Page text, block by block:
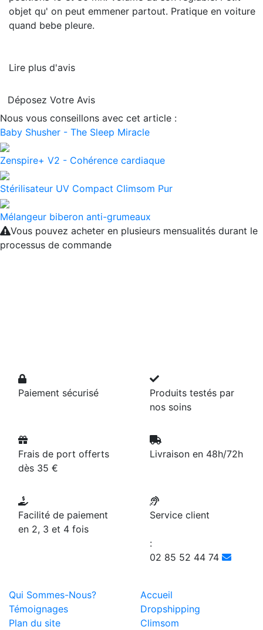
objet qu' on peut emmener partout. Pratique en voiture
quand bebe pleure.
Lire plus d'avis
Déposez Votre Avis
Nous vous conseillons avec cet article :
Baby Shusher - The Sleep Miracle
Zenspire+ V2 - Cohérence cardiaque
Stérilisateur UV Compact Climsom Pur
Mélangeur biberon anti-grumeaux
Vous pouvez acheter en plusieurs mensualités durant le
processus de commande
Paiement sécurisé
Produits testés par
nos soins
Frais de port offerts
dès 35 €
Livraison en 48h/72h
Facilité de paiement
en 2, 3 et 4 fois
Service client
:
02 85 52 44 74
Qui Sommes-Nous?
Accueil
Témoignages
Dropshipping
Plan du site
Climsom